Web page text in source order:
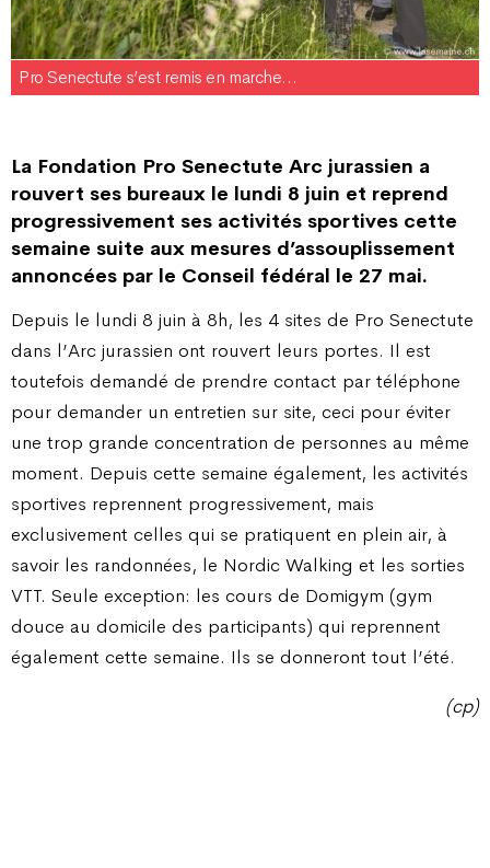
Pro Senectute s’est remis en marche…
La Fondation Pro Senectute Arc jurassien a
rouvert ses bureaux le lundi 8 juin et reprend
progressivement ses activités sportives cette
semaine suite aux mesures d’assouplissement
annoncées par le Conseil fédéral le 27 mai.
Depuis le lundi 8 juin à 8h, les 4 sites de Pro Senectute
dans l’Arc jurassien ont rouvert leurs portes. Il est
toutefois demandé de prendre contact par téléphone
pour demander un entretien sur site, ceci pour éviter
une trop grande concentration de personnes au même
moment. Depuis cette semaine également, les activités
sportives reprennent progressivement, mais
exclusivement celles qui se pratiquent en plein air, à
savoir les randonnées, le Nordic Walking et les sorties
VTT. Seule exception: les cours de Domigym (gym
douce au domicile des participants) qui reprennent
également cette semaine. Ils se donneront tout l’été.
(cp)